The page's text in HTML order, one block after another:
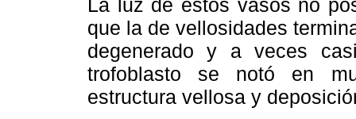
La luz de estos vasos no
que la de vellosidades
degenerado y a veces
trofoblasto se notó en
estructura vellosa y